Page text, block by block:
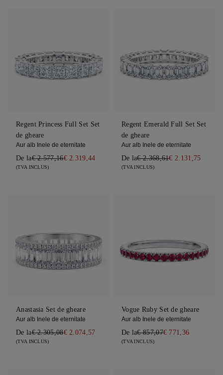
Regent Princess Full Set Set
de gheare
Aur alb Inele de eternitate
De la€ 2.577,16€ 2.319,44
(TVA INCLUS)
Regent Emerald Full Set Set
de gheare
Aur alb Inele de eternitate
De la€ 2.368,61€ 2.131,75
(TVA INCLUS)
Anastasia Set de gheare
Aur alb Inele de eternitate
De la€ 2.305,08€ 2.074,57
(TVA INCLUS)
Vogue Ruby Set de gheare
Aur alb Inele de eternitate
De la€ 857,07€ 771,36
(TVA INCLUS)